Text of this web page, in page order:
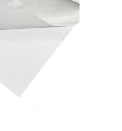
12±5см³/10мин
85±3 (по Шору А)
1,18±0,02 г/см³